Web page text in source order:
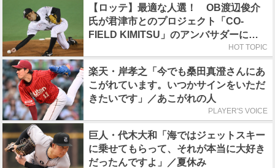
【ロッテ】最適な人選！ OB渡辺俊介
氏が君津市とのプロジェクト「CO-
FIELD KIMITSU」のアンバサダーに就
HOT TOPIC
楽天・岸孝之「今でも桑田真澄さんにあ
こがれています。いつかサインをいただ
きたいです」／あこがれの人
PLAYER'S VOICE
巨人・代木大和「海ではジェットスキー
に乗せてもらって、それが本当に大好き
だったんですよ」／夏休み